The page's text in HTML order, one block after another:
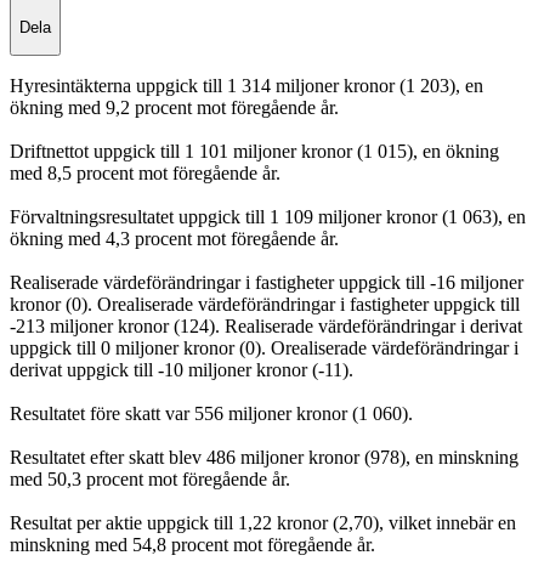
Dela
Hyresintäkterna uppgick till 1 314 miljoner kronor (1 203), en
ökning med 9,2 procent mot föregående år.
Driftnettot uppgick till 1 101 miljoner kronor (1 015), en ökning
med 8,5 procent mot föregående år.
Förvaltningsresultatet uppgick till 1 109 miljoner kronor (1 063), en
ökning med 4,3 procent mot föregående år.
Realiserade värdeförändringar i fastigheter uppgick till -16 miljoner
kronor (0). Orealiserade värdeförändringar i fastigheter uppgick till
-213 miljoner kronor (124). Realiserade värdeförändringar i derivat
uppgick till 0 miljoner kronor (0). Orealiserade värdeförändringar i
derivat uppgick till -10 miljoner kronor (-11).
Resultatet före skatt var 556 miljoner kronor (1 060).
Resultatet efter skatt blev 486 miljoner kronor (978), en minskning
med 50,3 procent mot föregående år.
Resultat per aktie uppgick till 1,22 kronor (2,70), vilket innebär en
minskning med 54,8 procent mot föregående år.